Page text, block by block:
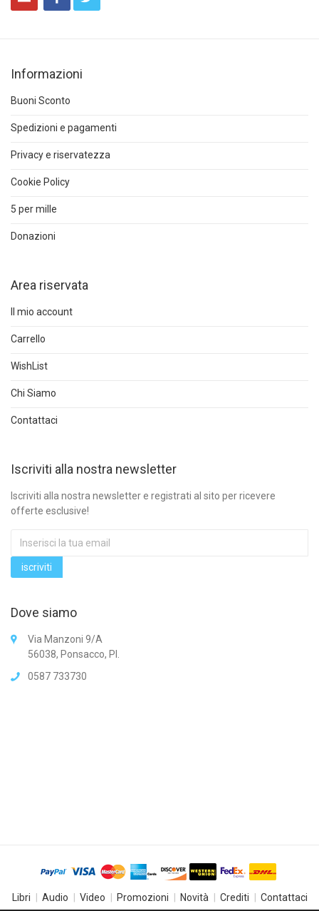
Informazioni
Buoni Sconto
Spedizioni e pagamenti
Privacy e riservatezza
Cookie Policy
5 per mille
Donazioni
Area riservata
Il mio account
Carrello
WishList
Chi Siamo
Contattaci
Iscriviti alla nostra newsletter
Iscriviti alla nostra newsletter e registrati al sito per ricevere
offerte esclusive!
Dove siamo
Via Manzoni 9/A
56038, Ponsacco, PI.
0587 733730
Libri Audio Video Promozioni Novità Crediti Contattaci